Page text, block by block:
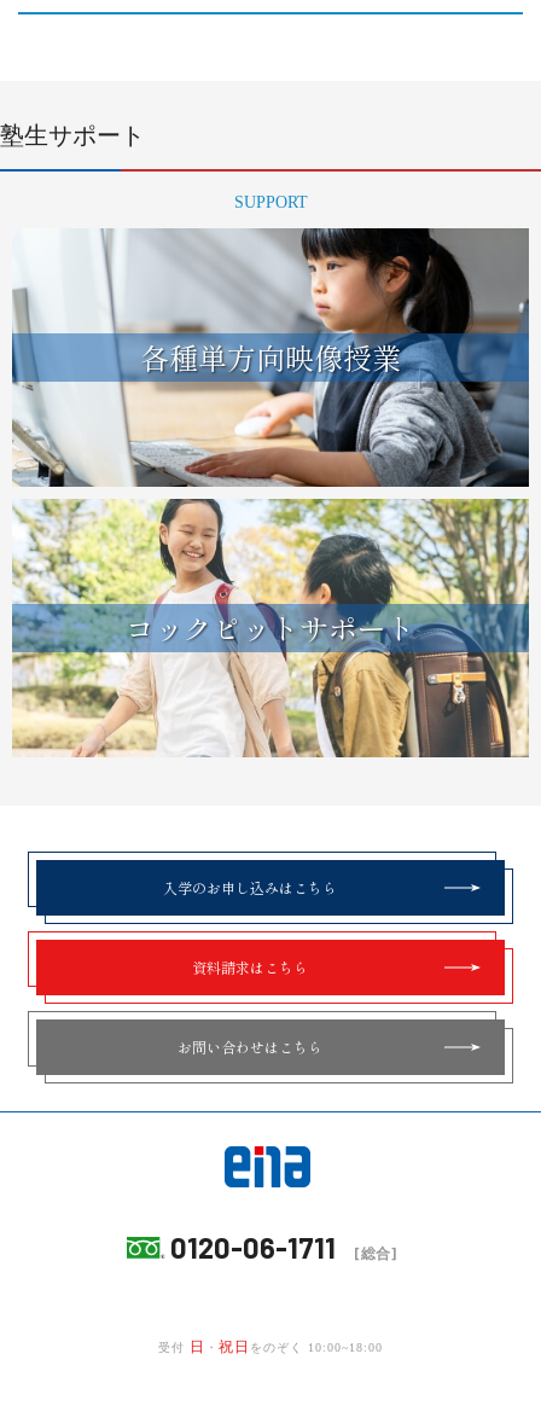
塾生サポート
SUPPORT
各種単方向映像授業
コックピットサポート
入学のお申し込みはこちら
資料請求はこちら
お問い合わせはこちら
0120-06-1711 [総合]
受付 日 ・ 祝日 をのぞく 10:00~18:00